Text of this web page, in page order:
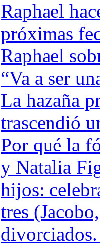
Raphael
próximas
Raphael
“Va a ser
La hazaña
trascendió
Por qué la
y Natalia
hijos:
tres